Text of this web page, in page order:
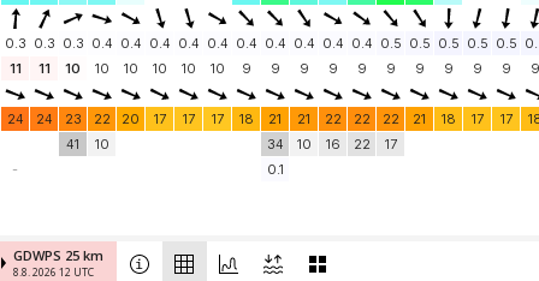
0.3 0.3 0.3 0.4 0.4 0.4 0.4 0.4 0.4 0.4 0.4 0.4 0.4 0.5 0.5 0.5 0.5 0.5
11
11 10 10 10 10 10 10 9 9 9 9 9 9 9 9 9 9 9
24 24 23 22 20 17 17 17 18 21 21 22 22 22 21 18 17 17
41
10 34 10 16 22
17
-
0.1
GDWPS 25 km
8.8. 2026 12 UTC